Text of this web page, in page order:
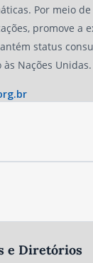
Por meio
promove a
status
às Nações Unidas.
e Diretórios